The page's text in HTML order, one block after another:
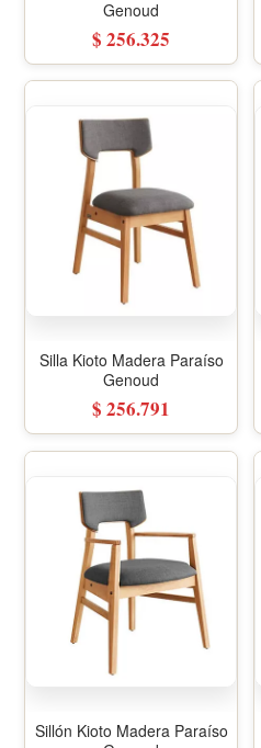
Genoud
$ 256.325
Silla Kioto Madera Paraíso
Genoud
$ 256.791
Sillón Kioto Madera Paraíso